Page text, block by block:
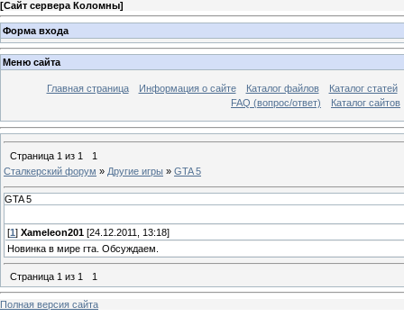
[Сайт сервера Коломны]
Форма входа
Меню сайта
Главная страница Информация о сайте Каталог файлов
Каталог статей
FAQ (вопрос/ответ)
Каталог сайтов
Страница 1 из 1
1
Сталкерский форум » Другие игры » GTA 5
GTA 5
[1 ] Xameleon201 [24.12.2011, 13:18]
Новинка в мире гта. Обсуждаем.
Страница 1 из 1 1
Полная версия сайта